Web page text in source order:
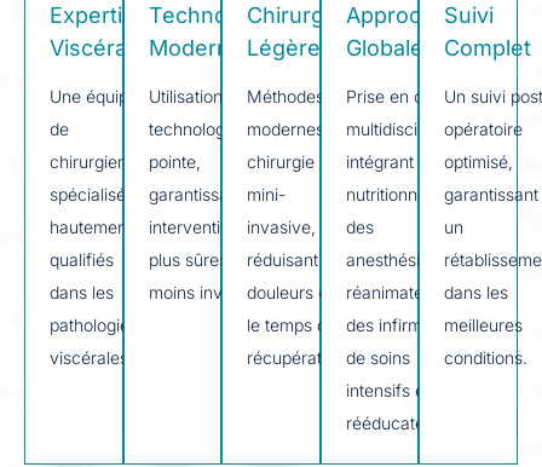
Expertise
Viscérale
Une équipe
de
chirurgiens
spécialisés,
hautement
qualifiés
dans les
pathologies
viscérales.
Technologie
Moderne
Utilisation des
technologies de
pointe,
garantissant des
interventions
plus sûres et
moins invasives.
Chirurgie
Légère
Méthodes
modernes de
chirurgie
mini-
invasive,
réduisant les
douleurs et
le temps de
récupération.
Approche
Globale
Prise en charge
multidisciplinaire
intégrant des
nutritionnistes,
des
anesthésistes-
réanimateurs,
des infirmiers
de soins
intensifs et des
rééducateurs.
Suivi
Complet
Un suivi
opératoire
optimisé,
garantissant
un
dans les
meilleures
conditions.